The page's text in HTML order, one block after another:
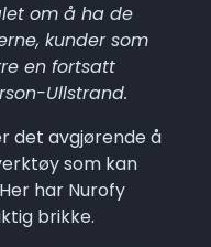
om å ha de
kunder som
en fortsatt
Ullstrand.
det avgjørende å
som kan
har Nurofy
brikke.